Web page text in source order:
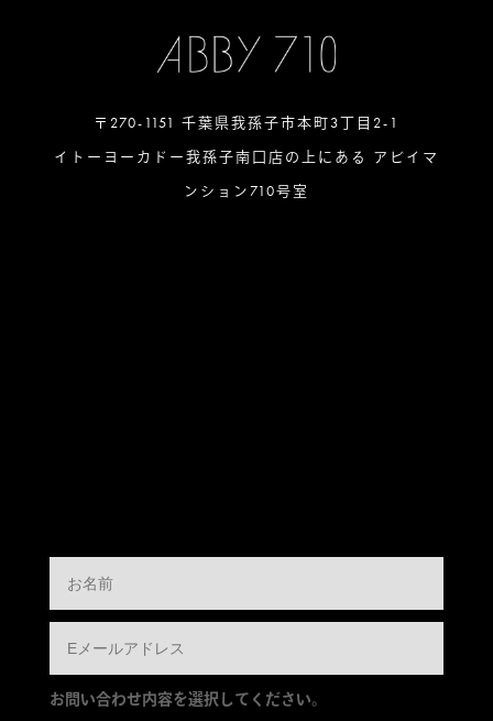
〒270-1151 千葉県我孫子市本町3丁目2-1
イトーヨーカドー我孫子南口店の上にある アビイマ
ンション710号室
お問い合わせ内容を選択してください。